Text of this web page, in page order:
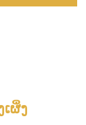
ສະແຕນເລດຕາມ
ຜິ່ງ